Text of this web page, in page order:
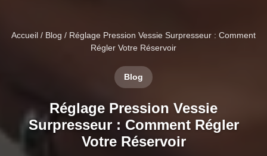
Accueil / Blog / Réglage Pression Vessie Surpresseur : Comment
Régler Votre Réservoir
Blog
Réglage Pression Vessie
Surpresseur : Comment Régler
Votre Réservoir